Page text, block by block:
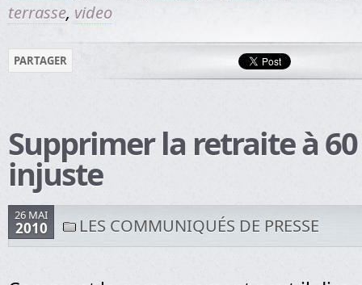
terrasse, video
PARTAGER
Supprimer la retraite à 60
injuste
26 MAI
2010 LES COMMUNIQUÉS DE PRESSE